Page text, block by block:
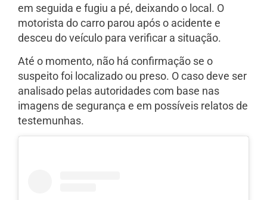
em seguida e fugiu a pé, deixando o local. O
motorista do carro parou após o acidente e
desceu do veículo para verificar a situação.
Até o momento, não há confirmação se o
suspeito foi localizado ou preso. O caso deve ser
analisado pelas autoridades com base nas
imagens de segurança e em possíveis relatos de
testemunhas.